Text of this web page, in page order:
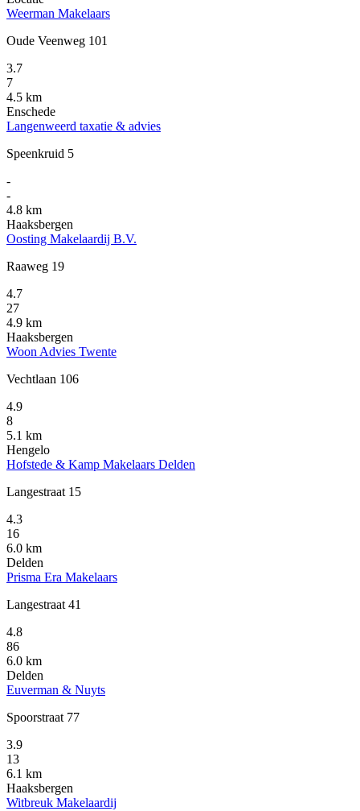
Weerman Makelaars
Oude Veenweg 101
3.7
7
4.5 km
Enschede
Langenweerd taxatie & advies
Speenkruid 5
-
-
4.8 km
Haaksbergen
Oosting Makelaardij B.V.
Raaweg 19
4.7
27
4.9 km
Haaksbergen
Woon Advies Twente
Vechtlaan 106
4.9
8
5.1 km
Hengelo
Hofstede & Kamp Makelaars Delden
Langestraat 15
4.3
16
6.0 km
Delden
Prisma Era Makelaars
Langestraat 41
4.8
86
6.0 km
Delden
Euverman & Nuyts
Spoorstraat 77
3.9
13
6.1 km
Haaksbergen
Witbreuk Makelaardij